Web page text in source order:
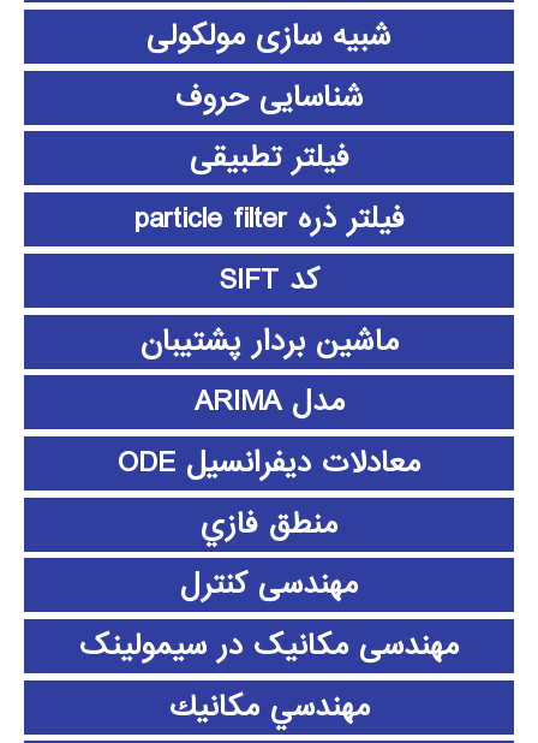
شبیه سازی مولکولی
شناسایی حروف
فیلتر تطبیقی
فیلتر ذره particle filter
کد SIFT
ماشین بردار پشتیبان
مدل ARIMA
معادلات دیفرانسیل ODE
منطق فازي
مهندسی کنترل
مهندسی مکانیک در سیمولینک
مهندسي مكانيك